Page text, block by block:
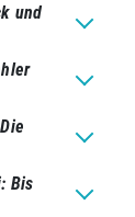
und
Bis